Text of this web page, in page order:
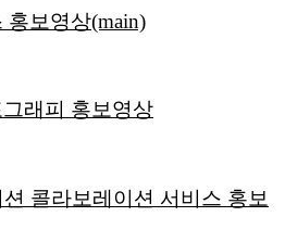
홍보영상(main)
래피 홍보영상
콜라보레이션 서비스 홍보